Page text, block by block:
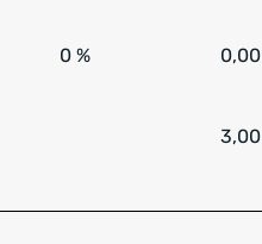
0 % 0,00
3,00